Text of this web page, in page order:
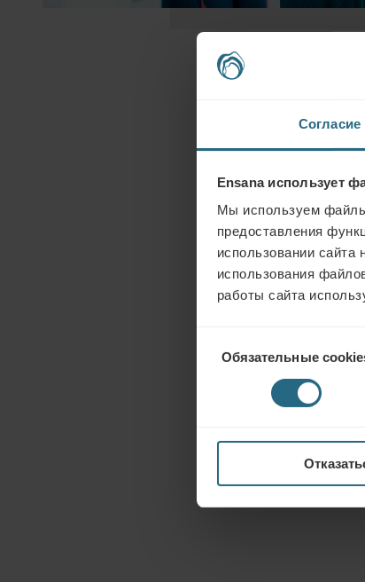
Согласие
Ensana использует
Мы используем файлы
предоставления
использовании
использования
работы сайта
согласия
Обязательные